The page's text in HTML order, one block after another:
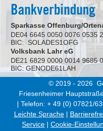
Bankverbindung
Sparkasse Offenburg/
DE04 6645 0050 0076 0535
BIC: SOLADES1OFG
Volksbank Lahr eG
DE21 6829 0000 0014 9685
BIC: GENODE61LAH
© 2019 - 2026
Friesenheimer
| Telefon: + 49 (0) 07821/
Leichte Sprache|
Service |Cookie-